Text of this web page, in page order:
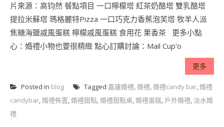
片來源：高钧然 餐點項目 一口檸檬塔 紅茶奶酪塔 雙乳酪塔
提拉米蘇塔 瑪格麗特Pizza 一口巧克力香蕉泡芙塔 牧羊人派
焦糖海鹽戚風蛋糕 檸檬戚風蛋糕 食用花 果香茶 更多小點
心：婚禮小物也要很精緻 點心訂購討論：Mail Cup'o
更多
Posted in blog Tagged 嘉廬婚禮,婚禮,婚禮candy bar,婚禮
candybar,婚禮佈置,婚禮甜點,婚禮甜點桌,婚禮蛋糕, 戶外婚禮,淡水婚
禮